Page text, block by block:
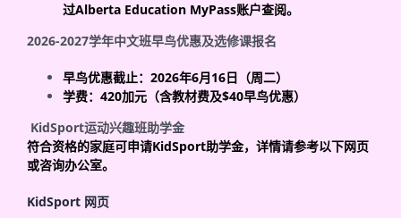
过Alberta Education MyPass账户查阅。
2026-2027学年中文班早鸟优惠及选修课报名
早鸟优惠截止： 2026年6月16日（周二）
学费： 420加元（含教材费及$40早鸟优惠）
KidSport运动兴趣班助学金
符合资格的家庭可申请KidSport助学金，详情请参考以下网页
或咨询办公室。
KidSport 网页